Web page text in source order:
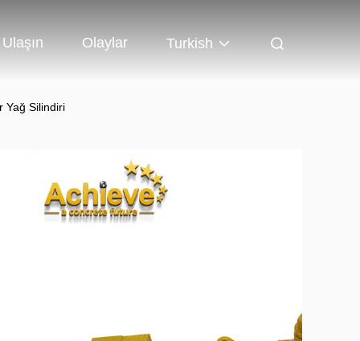
Olaylar Turkish
Yağ Silindiri